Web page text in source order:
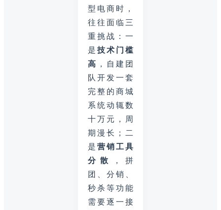
型电商时，
往往面临三
重挑战：一
是 技术门槛
高 ，自建团
队开发一套
完整的商城
系统动辄数
十万元，周
期漫长；二
是 营销工具
分散
，拼
团、分销、
秒杀等功能
需要逐一接